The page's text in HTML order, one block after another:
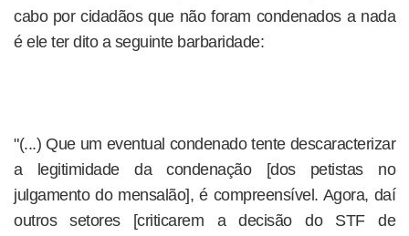
cabo por cidadãos que não foram condenados a nada
é ele ter dito a seguinte barbaridade:
"(...) Que um eventual condenado tente descaracterizar
a legitimidade da condenação [dos petistas no
julgamento do mensalão], é compreensível. Agora, daí
outros setores [criticarem a decisão do STF de